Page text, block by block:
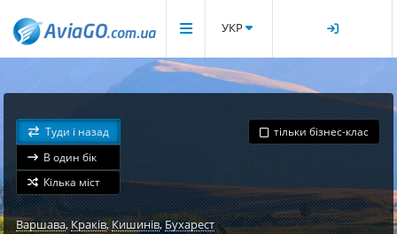
УКР
Туди і назад
В один бік
Кілька міст
тільки бізнес-клас
Варшава,Краків,Кишинів,Бухарест